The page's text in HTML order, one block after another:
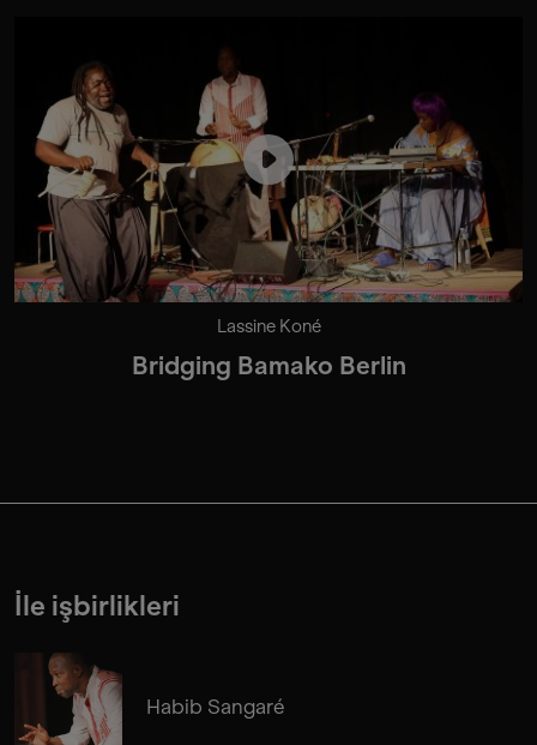
Lassine Koné
Bridging Bamako Berlin
İle işbirlikleri
Habib Sangaré